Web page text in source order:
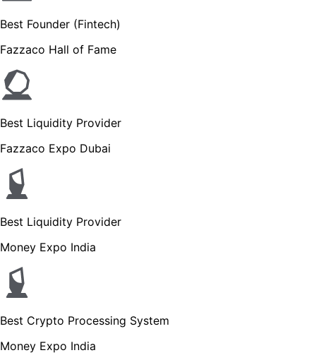
Best Founder (Fintech)
Fazzaco Hall of Fame
Best Liquidity Provider
Fazzaco Expo Dubai
Best Liquidity Provider
Money Expo India
Best Crypto Processing System
Money Expo India